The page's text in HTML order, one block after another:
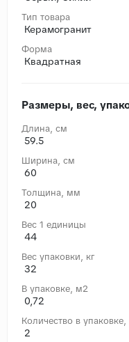
Тип товара
Керамогранит
Форма
Квадратная
Размеры, вес,
Длина, cм
59.5
Ширина, cм
60
Толщина, мм
20
Вес 1 единицы
44
Вес упаковки, кг
32
В упаковке, м2
0,72
Количество в упаковке,
2